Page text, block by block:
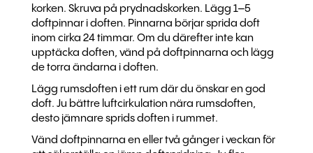
korken. Skruva på prydnadskorken. Lägg 1–5
doftpinnar i doften. Pinnarna börjar sprida doft
inom cirka 24 timmar. Om du därefter inte kan
upptäcka doften, vänd på doftpinnarna och lägg
de torra ändarna i doften.
Lägg rumsdoften i ett rum där du önskar en god
doft. Ju bättre luftcirkulation nära rumsdoften,
desto jämnare sprids doften i rummet.
Vänd doftpinnarna en eller två gånger i veckan för